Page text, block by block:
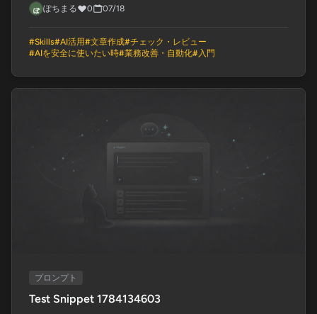
ぽちまる 0 07/18
#Skills#AI活用#文章作成#チェック・レビュー
#AIを安全に使いたい時#業務改善・自動化# 入門
プロンプト
Test Snippet 1784134603